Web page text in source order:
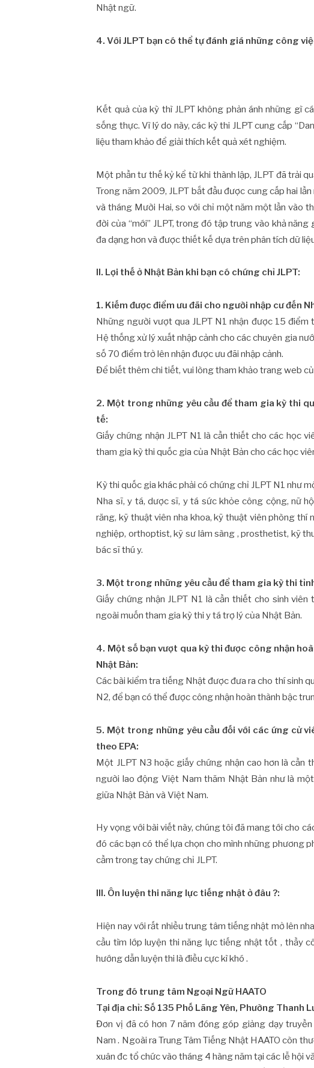
Nhật ngữ.
4. Với JLPT bạn có thể tự đánh giá những công
Kết quả của kỳ thì JLPT không phản ánh những gì
sống thực. Vì lý do này, các kỳ thi JLPT cung cấp
liệu tham khảo để giải thích kết quả xét nghiệm.
Một phần tư thế kỷ kể từ khi thành lập, JLPT đã trải
Trong năm 2009, JLPT bắt đầu được cung cấp hai
và tháng Mười Hai, so với chỉ một năm một lần vào
đời của “mới” JLPT, trong đó tập trung vào khả
đa dạng hơn và được thiết kế dựa trên phân tích dữ
II. Lợi thế ở Nhật Bản khi bạn có chứng chỉ JLPT:
1. Kiếm được điểm ưu đãi cho người nhập cư đến
Những người vượt qua JLPT N1 nhận được 15 điểm
Hệ thống xử lý xuất nhập cảnh cho các chuyên gia
số 70 điểm trở lên nhận được ưu đãi nhập cảnh.
Để biết thêm chi tiết, vui lòng tham khảo trang web
2. Một trong những yêu cầu để tham gia kỳ thi
tế:
Giấy chứng nhận JLPT N1 là cần thiết cho các học
tham gia kỳ thi quốc gia của Nhật Bản cho các học
Kỳ thi quốc gia khác phải có chứng chỉ JLPT N1 như
Nha sĩ, y tá, dược sĩ, y tá sức khỏe công cộng, nữ
răng, kỹ thuật viên nha khoa, kỹ thuật viên phòng thí
nghiệp, orthoptist, kỹ sư lâm sàng , prosthetist, kỹ
bác sĩ thú y.
3. Một trong những yêu cầu để tham gia kỳ thi
Giấy chứng nhận JLPT N1 là cần thiết cho sinh
ngoài muốn tham gia kỳ thi y tá trợ lý của Nhật Bản.
4. Một số bạn vượt qua kỳ thi được công nhận
Nhật Bản:
Các bài kiểm tra tiếng Nhật được đưa ra cho thí sinh
N2, để bạn có thể được công nhận hoàn thành bậc
5. Một trong những yêu cầu đối với các ứng cử
theo EPA:
Một JLPT N3 hoặc giấy chứng nhận cao hơn là cần
người lao động Việt Nam thăm Nhật Bản như là
giữa Nhật Bản và Việt Nam.
Hy vọng với bài viết này, chúng tôi đã mang tới cho
đó các bạn có thể lựa chọn cho mình những phương
cầm trong tay chứng chỉ JLPT.
III. Ôn luyện thi năng lực tiếng nhật ở đâu ?:
Hiện nay với rất nhiều trung tâm tiếng nhật mở lên
cầu tìm lớp luyện thi năng lực tiếng nhật tốt , thầy
hướng dẫn luyện thi là điều cực kì khó .
Trong đó trung tâm Ngoại Ngữ HAATO
Tại địa chỉ: Số 135 Phố Lãng Yên, Phường Thanh
Đơn vị đã có hơn 7 năm đóng góp giảng dạy
Nam . Ngoài ra Trung Tâm Tiếng Nhật HAATO còn
xuân đc tổ chức vào tháng 4 hàng năm tại các lễ hội